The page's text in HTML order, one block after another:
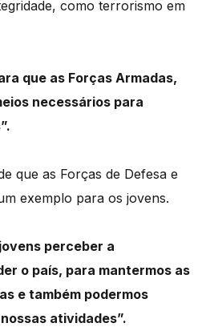
como terrorismo em
que as Forças Armadas,
necessários para
que as Forças de Defesa e
exemplo para os jovens.
perceber a
o país, para mantermos as
e também podermos
atividades”.